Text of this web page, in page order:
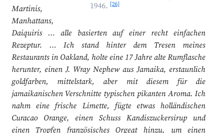
1946. [26]
Martinis,
Manhattans,
Daiquiris … alle basierten auf einer recht einfachen
Rezeptur. … Ich stand hinter dem Tresen meines
Restaurants in Oakland, holte eine 17 Jahre alte Rumflasche
herunter, einen J. Wray Nephew aus Jamaika, erstaunlich
goldfarben, mittelstark, aber mit diesem für die
jamaikanischen Verschnitte typischen pikanten Aroma. Ich
nahm eine frische Limette, fügte etwas holländischen
Curacao Orange, einen Schuss Kandiszuckersirup und
einen Tropfen französisches Orgeat hinzu, um einen